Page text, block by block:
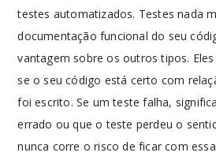
testes automatizados. Testes nada
documentação funcional do seu
vantagem sobre os outros tipos.
se o seu código está certo com
foi escrito. Se um teste falha,
errado ou que o teste perdeu o
nunca corre o risco de ficar com